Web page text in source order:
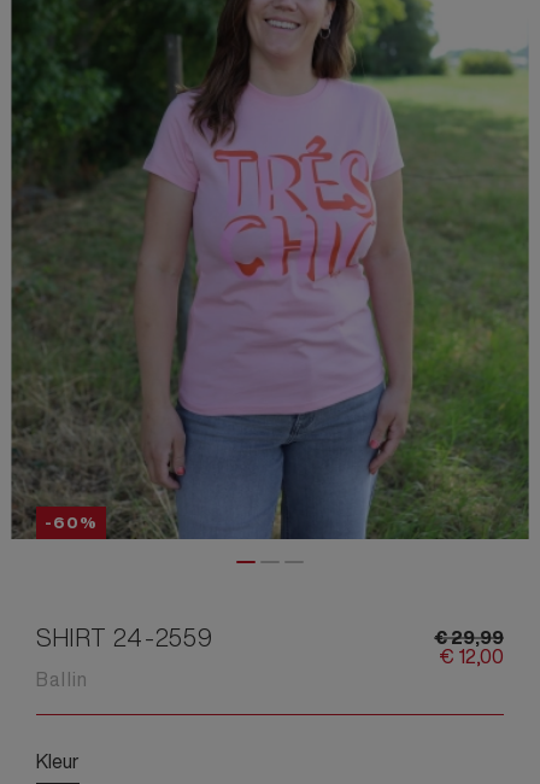
-60%
SHIRT 24-2559
Ballin
€29,99
€ 12,00
Kleur